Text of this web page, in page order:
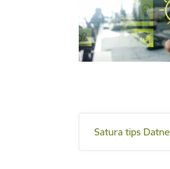
Satura tips Datne